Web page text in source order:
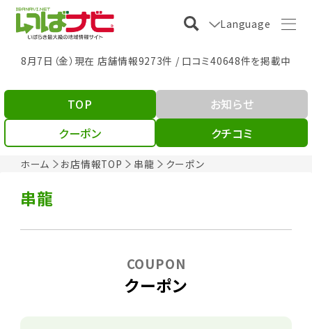
Language
8月7日（金）現在 店舗情報9273件 / 口コミ40648件を掲載中
ホーム お店情報TOP 串龍 クーポン
TOP
お知らせ
クーポン
クチコミ
串龍
クーポン
COUPON